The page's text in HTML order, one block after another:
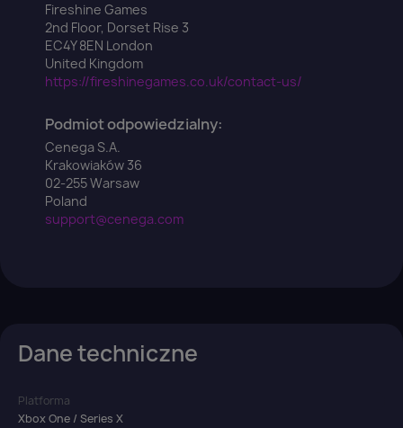
Fireshine Games
2nd Floor, Dorset Rise 3
EC4Y 8EN London
United Kingdom
https://fireshinegames.co.uk/contact-us/
Podmiot odpowiedzialny:
Cenega S.A.
Krakowiaków 36
02-255 Warsaw
Poland
support@cenega.com
Dane techniczne
Platforma
Xbox One / Series X